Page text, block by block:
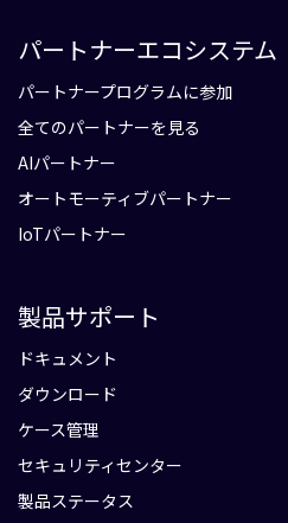
パートナーエコシステム
パートナープログラムに参加
全てのパートナーを見る
AIパートナー
オートモーティブパートナー
IoTパートナー
製品サポート
ドキュメント
ダウンロード
ケース管理
セキュリティセンター
製品ステータス